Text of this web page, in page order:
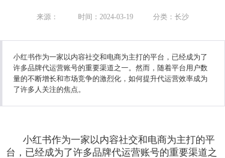
产品
服务
行业
我们
来源： 时间：2024-03-19 分类：长沙
小红书作为一家以内容社交和电商为主打的平台，已经成为了
许多品牌代运营账号的重要渠道之一。然而，随着平台用户数
量的不断增长和市场竞争的激烈化，如何提升代运营效率成为
了许多人关注的焦点。
小红书作为一家以内容社交和电商为主打的平
台，已经成为了许多品牌代运营账号的重要渠道之